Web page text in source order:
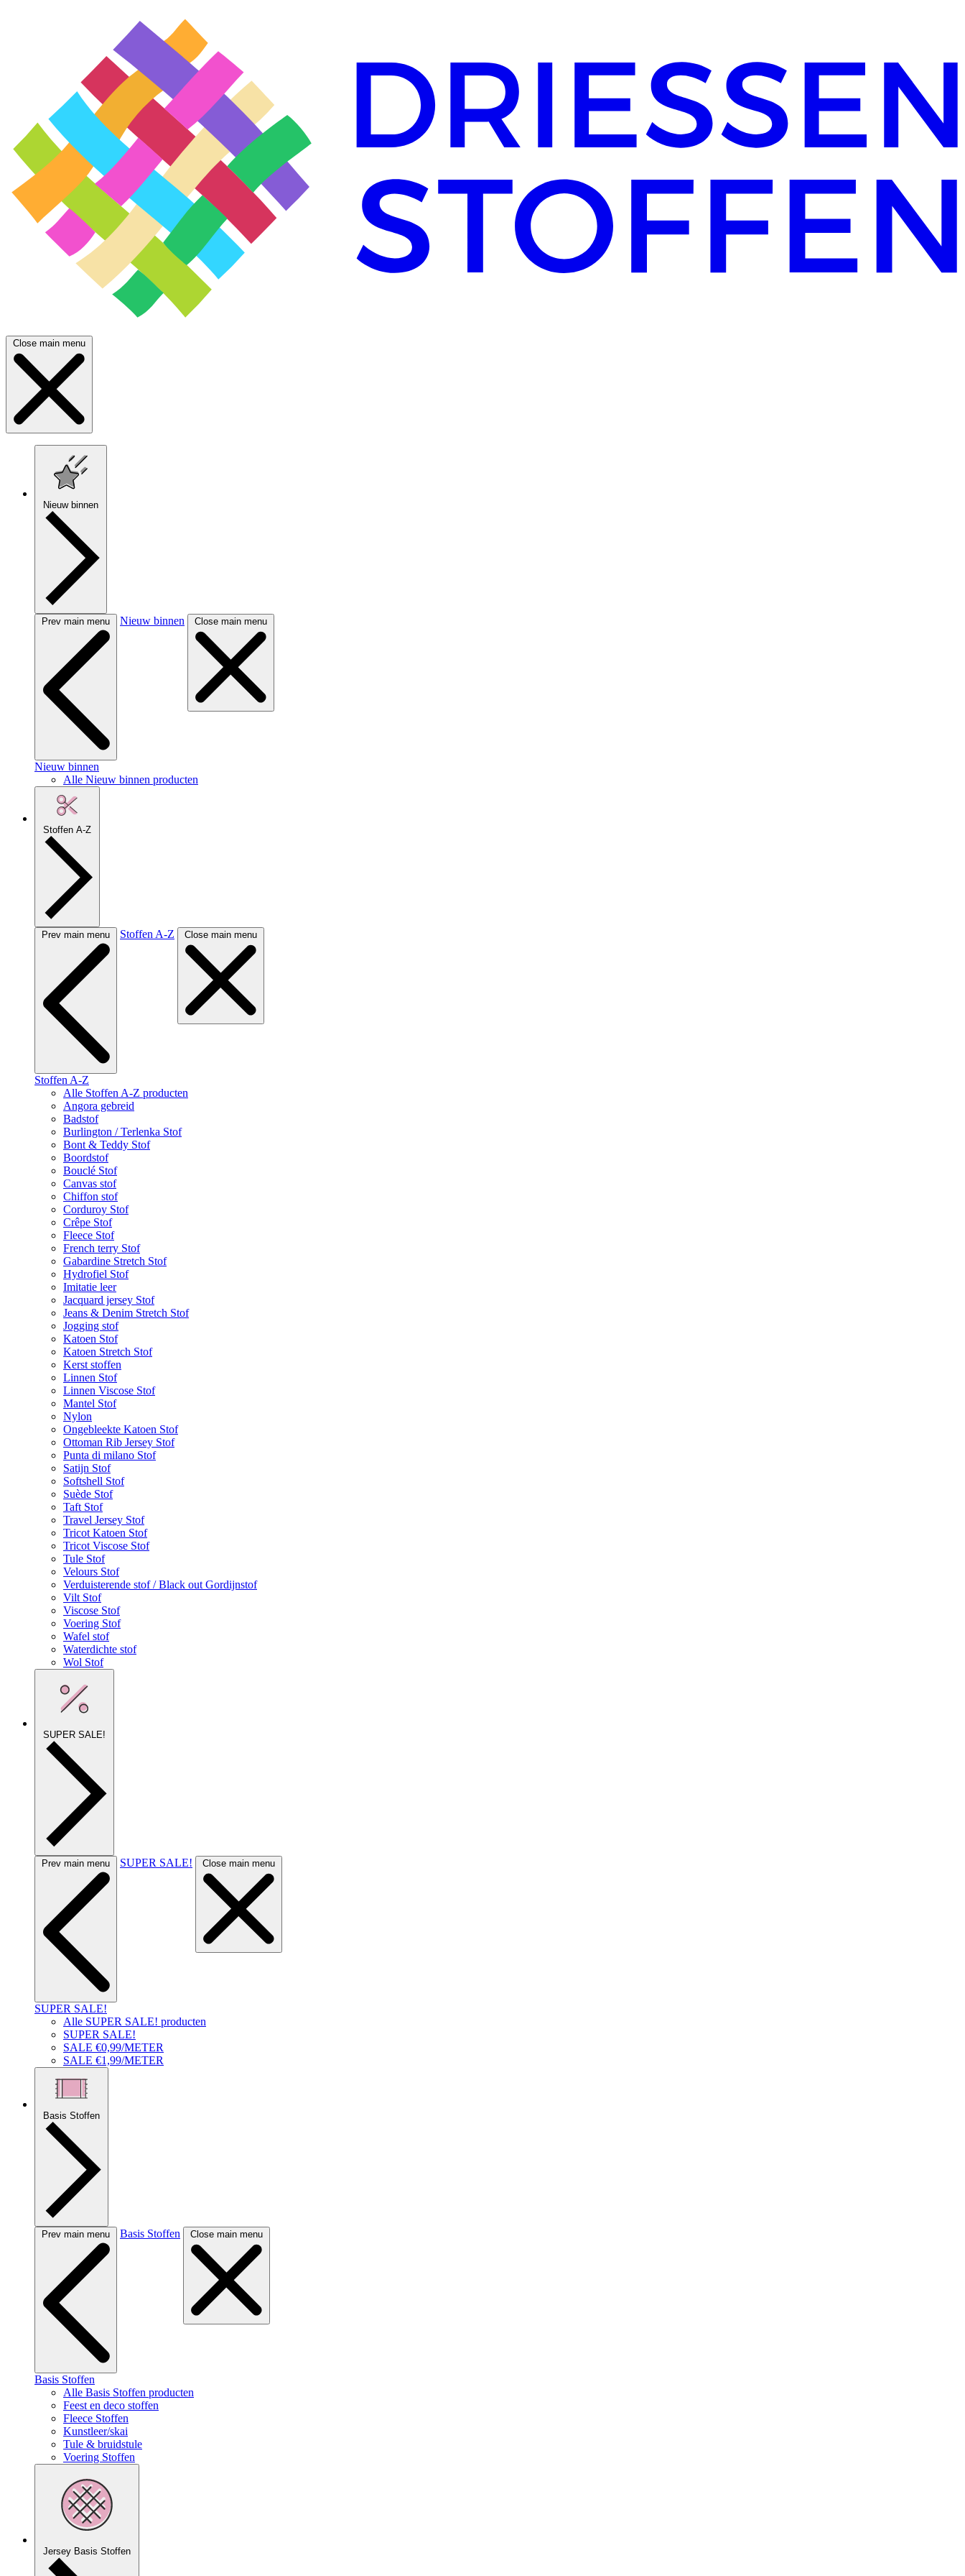
Close main menu
Nieuw binnen
Prev main menu Nieuw binnen Close main menu
Nieuw binnen
Alle Nieuw binnen producten
Stoffen A-Z
Prev main menu Stoffen A-Z Close main menu
Stoffen A-Z
Alle Stoffen A-Z producten
Angora gebreid
Badstof
Burlington / Terlenka Stof
Bont & Teddy Stof
Boordstof
Bouclé Stof
Canvas stof
Chiffon stof
Corduroy Stof
Crêpe Stof
Fleece Stof
French terry Stof
Gabardine Stretch Stof
Hydrofiel Stof
Imitatie leer
Jacquard jersey Stof
Jeans & Denim Stretch Stof
Jogging stof
Katoen Stof
Katoen Stretch Stof
Kerst stoffen
Linnen Stof
Linnen Viscose Stof
Mantel Stof
Nylon
Ongebleekte Katoen Stof
Ottoman Rib Jersey Stof
Punta di milano Stof
Satijn Stof
Softshell Stof
Suède Stof
Taft Stof
Travel Jersey Stof
Tricot Katoen Stof
Tricot Viscose Stof
Tule Stof
Velours Stof
Verduisterende stof / Black out Gordijnstof
Vilt Stof
Viscose Stof
Voering Stof
Wafel stof
Waterdichte stof
Wol Stof
SUPER SALE!
Prev main menu SUPER SALE! Close main menu
SUPER SALE!
Alle SUPER SALE! producten
SUPER SALE!
SALE €0,99/METER
SALE €1,99/METER
Basis Stoffen
Prev main menu Basis Stoffen Close main menu
Basis Stoffen
Alle Basis Stoffen producten
Feest en deco stoffen
Fleece Stoffen
Kunstleer/skai
Tule & bruidstule
Voering Stoffen
Jersey Basis Stoffen